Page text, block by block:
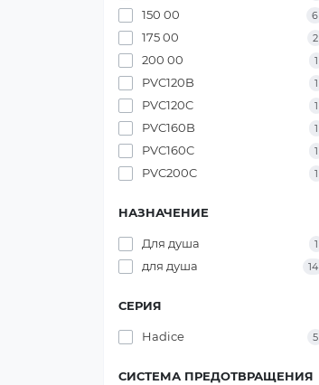
150 00 6
175 00 2
200 00 1
PVC120B 1
PVC120C 1
PVC160B 1
PVC160C 1
PVC200C 1
НАЗНАЧЕНИЕ
Для душа 1
для душа 14
СЕРИЯ
Hadice 5
СИСТЕМА ПРЕДОТВРАЩЕНИЯ